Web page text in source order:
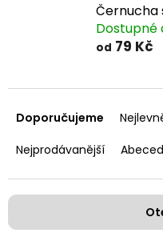
Dostupné
od 79 Kč
a
e
í
p
r
Doporučujeme
Nejprodávanější